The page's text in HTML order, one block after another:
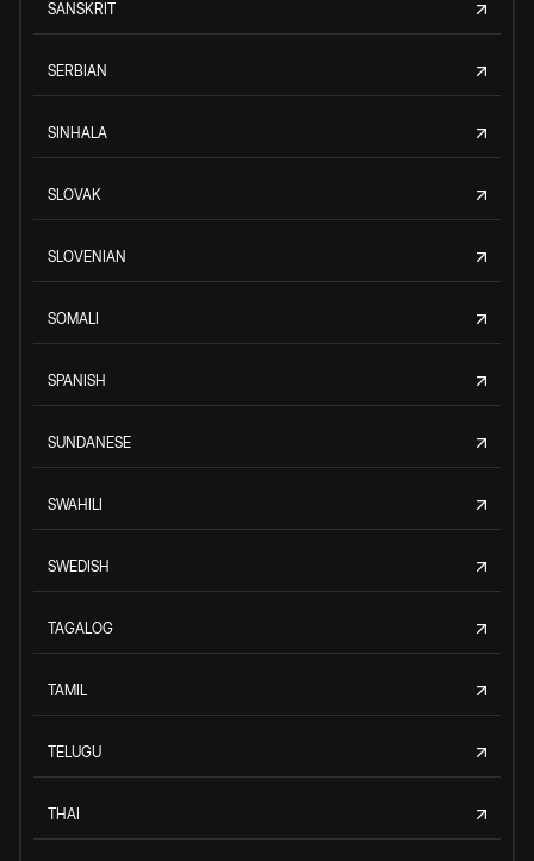
SANSKRIT
SERBIAN
SINHALA
SLOVAK
SLOVENIAN
SOMALI
SPANISH
SUNDANESE
SWAHILI
SWEDISH
TAGALOG
TAMIL
TELUGU
THAI